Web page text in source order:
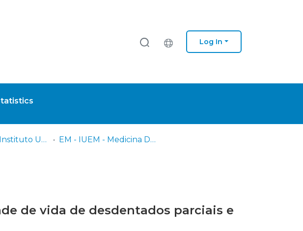
Log In
EM - IUEM - Instituto Universitário Egas Moniz
EM - IUEM - Medicina Dentária
de vida de desdentados parciais e